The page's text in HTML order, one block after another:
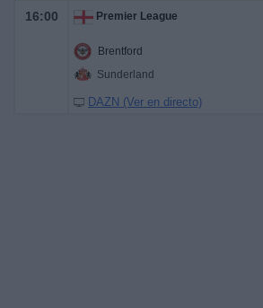
16:00 Premier League
Brentford
Sunderland
DAZN (Ver en directo)